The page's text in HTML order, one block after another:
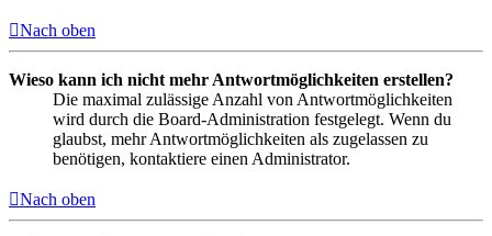
Nach oben
Wieso kann ich nicht mehr Antwortmöglichkeiten erstellen?
Die maximal zulässige Anzahl von Antwortmöglichkeiten
wird durch die Board-Administration festgelegt. Wenn du
glaubst, mehr Antwortmöglichkeiten als zugelassen zu
benötigen, kontaktiere einen Administrator.
Nach oben